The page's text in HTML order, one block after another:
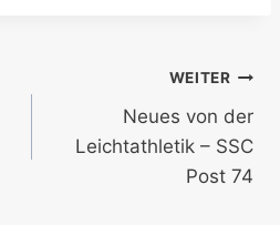
WEITER
Neues von der
Leichtathletik – SSC
Post 74